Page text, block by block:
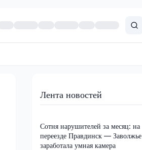
Лента новостей
Сотня нарушителей за месяц: на
переезде Правдинск — Заволжье
заработала умная камера